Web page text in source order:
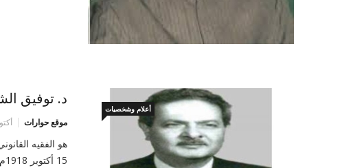
أعلام وشخصيات
د. توفيق
موقع حوارات أكتوبر
هو الفقيه